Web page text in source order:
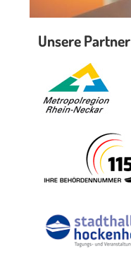
Unsere Partner